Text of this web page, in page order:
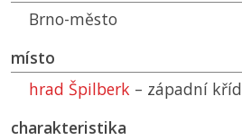
Brno-město
místo
hrad Špilberk – západní
charakteristika